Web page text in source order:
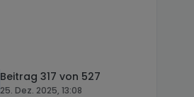
Beitrag 317 von 527
25. Dez. 2025, 13:08